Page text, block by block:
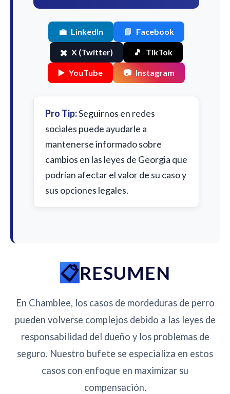
💼 LinkedIn 📘 Facebook
✖️ X (Twitter) 🎵 TikTok
▶️ YouTube 📷 Instagram
Pro Tip:Seguirnos en redes
sociales puede ayudarle a
mantenerse informado sobre
cambios en las leyes de Georgia que
podrían afectar el valor de su caso y
sus opciones legales.
RESUMEN
En Chamblee, los casos de mordeduras de perro
pueden volverse complejos debido a las leyes de
responsabilidad del dueño y los problemas de
seguro. Nuestro bufete se especializa en estos
casos con enfoque en maximizar su
compensación.